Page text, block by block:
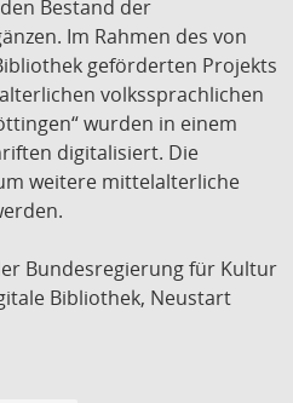
Bestand der
Im Rahmen des von
geförderten Projekts
volkssprachlichen
wurden in einem
digitalisiert. Die
weitere mittelalterliche
Bundesregierung für Kultur
Bibliothek, Neustart